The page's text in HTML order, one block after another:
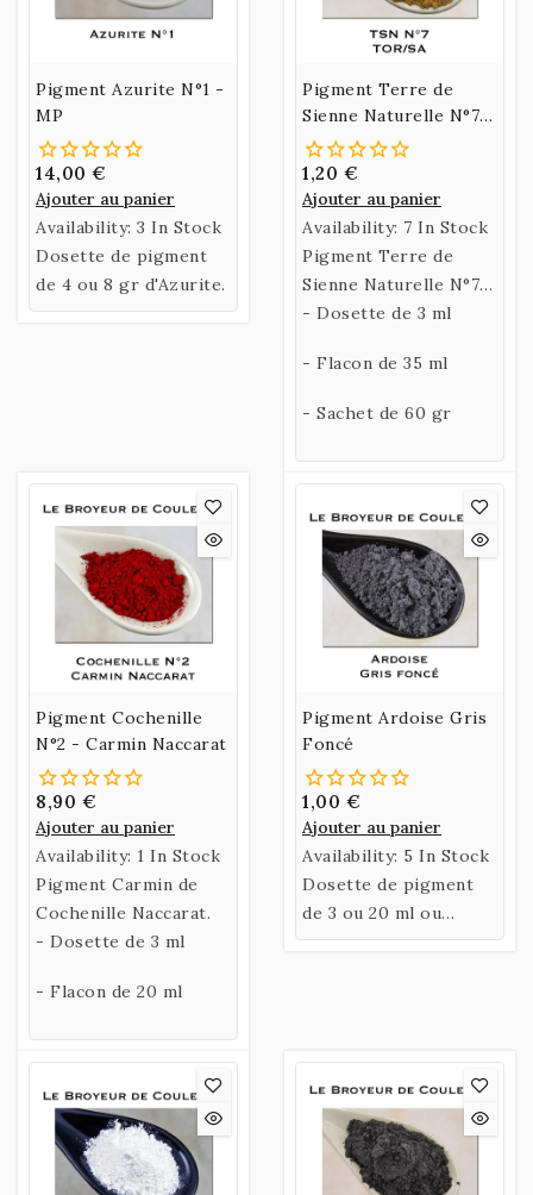
Pigment Azurite N°1 -
MP
14,00 €
Ajouter au panier
Availability: 3 In Stock
Dosette de pigment
de 4 ou 8 gr d'Azurite.
Pigment Terre de
Sienne Naturelle N°7 -
TOR/SA
1,20 €
Ajouter au panier
Availability: 7 In Stock
Pigment Terre de
Sienne Naturelle N°7 -
TOR/SA
- Dosette de 3 ml
- Flacon de 35 ml
- Sachet de 60 gr
Pigment Cochenille
N°2 - Carmin Naccarat
8,90 €
Ajouter au panier
Availability: 1 In Stock
Pigment Carmin de
Cochenille Naccarat.
- Dosette de 3 ml
- Flacon de 20 ml
Pigment Ardoise Gris
Foncé
1,00 €
Ajouter au panier
Availability: 5 In Stock
Dosette de pigment
de 3 ou 20 ml ou
Sachet de 60 Gr